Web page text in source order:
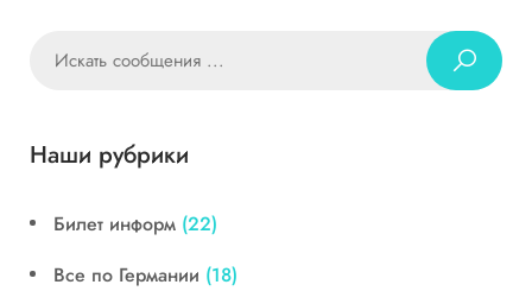
Наши рубрики
Билет информ (22)
Все по Германии (18)